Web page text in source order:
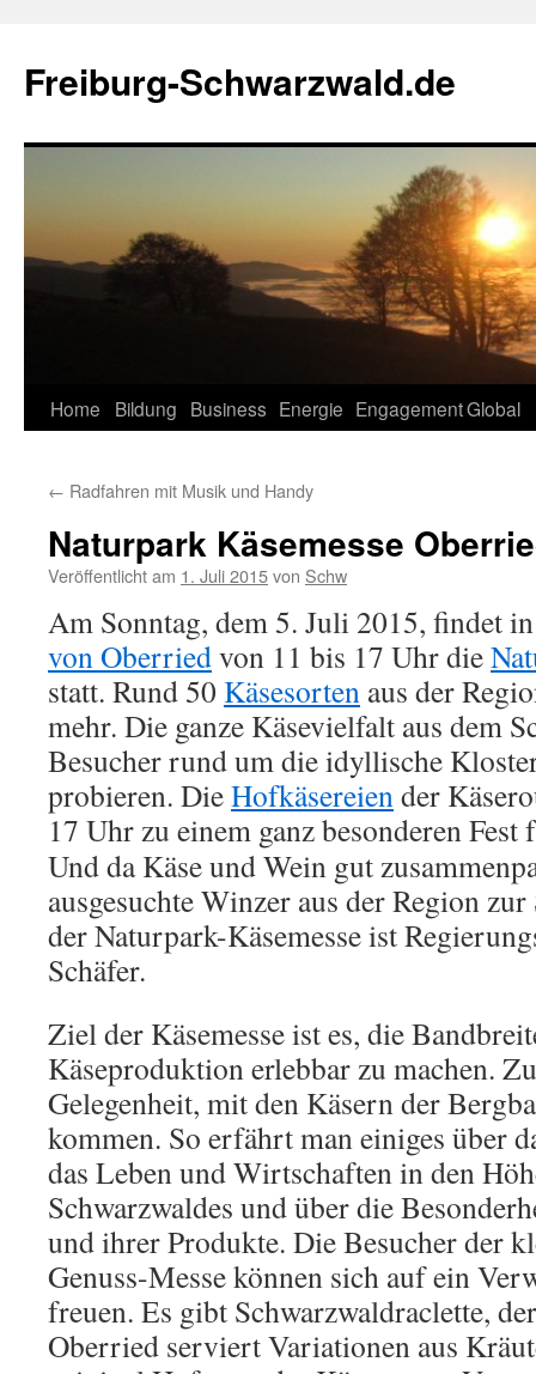
springen
Freiburg-Schwarzwald.de
Home Bildung Business Energie EngagementGlobal
← Radfahren mit Musik und Handy
Naturpark Käsemesse
Veröffentlicht am 1. Juli 2015von Schw
Am Sonntag, dem 5. Juli 2015, findet
von Oberriedvon 11 bis 17 Uhr die
statt. Rund 50 Käsesorten aus der
mehr. Die ganze Käsevielfalt aus dem
Besucher rund um die idyllische
probieren. DieHofkäsereiender
17 Uhr zu einem ganz besonderen
Und da Käse und Wein gut
ausgesuchte Winzer aus der Region
der Naturpark-Käsemesse ist
Schäfer.
Ziel der Käsemesse ist es, die
Käseproduktion erlebbar zu machen.
Gelegenheit, mit den Käsern der
kommen. So erfährt man einiges über
das Leben und Wirtschaften in den
Schwarzwaldes und über die
und ihrer Produkte. Die Besucher der
Genuss-Messe können sich auf ein
freuen. Es gibt Schwarzwaldraclette,
Oberried serviert Variationen aus